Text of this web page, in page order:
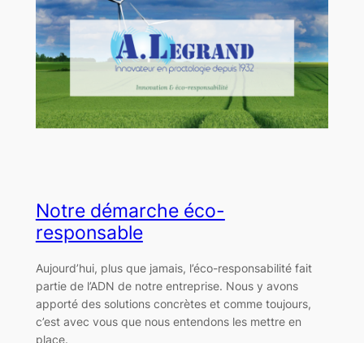
Notre démarche éco-
responsable
Aujourd’hui, plus que jamais, l’éco-responsabilité fait
partie de l’ADN de notre entreprise. Nous y avons
apporté des solutions concrètes et comme toujours,
c’est avec vous que nous entendons les mettre en
place.